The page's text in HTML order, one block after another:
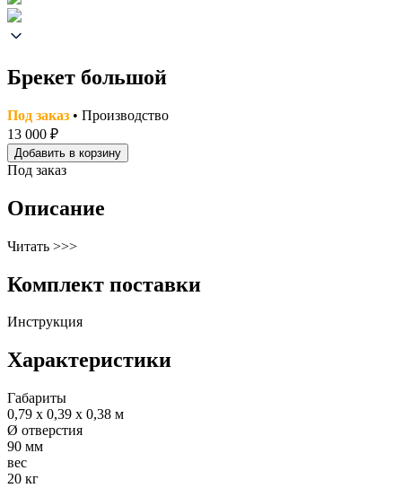
Брекет большой
Под заказ • Производство
13 000 ₽
Добавить в корзину
Под заказ
Описание
Читать >>>
Комплект поставки
Инструкция
Характеристики
Габариты
0,79 х 0,39 х 0,38 м
Ø отверстия
90 мм
вес
20 кг